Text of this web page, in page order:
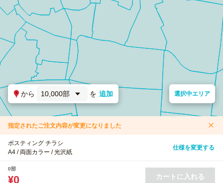
から 10,000部 を 追加 選択中エリア
指定されたご注文内容が変更になりました
ポスティング チラシ
A4 / 両面カラー / 光沢紙
仕様を変更する
0部
¥0 カートに入れる